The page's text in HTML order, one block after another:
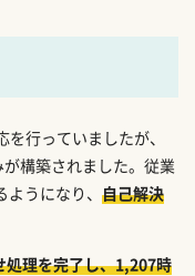
行っていましたが、
構築されました。従業
うになり、 自己解決
理を完了し、1,207時